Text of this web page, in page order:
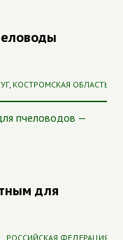
, КОСТРОМСКАЯ ОБЛАСТЬ
для
РОССИЙСКАЯ ФЕДЕРАЦИЯ